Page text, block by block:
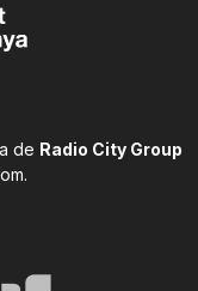
de Radio City Group
.